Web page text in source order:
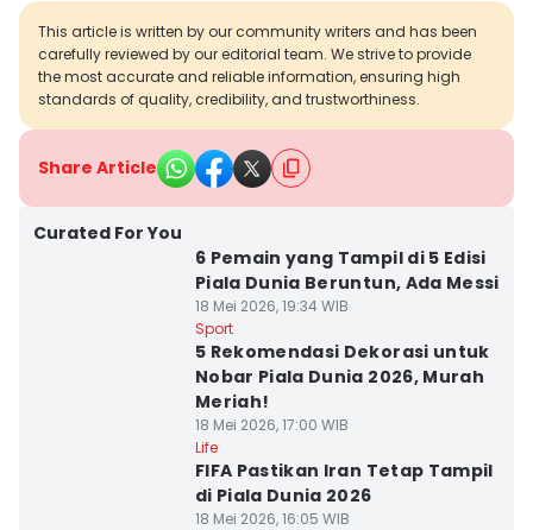
This article is written by our community writers and has been
carefully reviewed by our editorial team. We strive to provide
the most accurate and reliable information, ensuring high
standards of quality, credibility, and trustworthiness.
Share Article
Curated For You
6 Pemain yang Tampil di 5 Edisi
Piala Dunia Beruntun, Ada Messi
18 Mei 2026, 19:34 WIB
Sport
5 Rekomendasi Dekorasi untuk
Nobar Piala Dunia 2026, Murah
Meriah!
18 Mei 2026, 17:00 WIB
Life
FIFA Pastikan Iran Tetap Tampil
di Piala Dunia 2026
18 Mei 2026, 16:05 WIB